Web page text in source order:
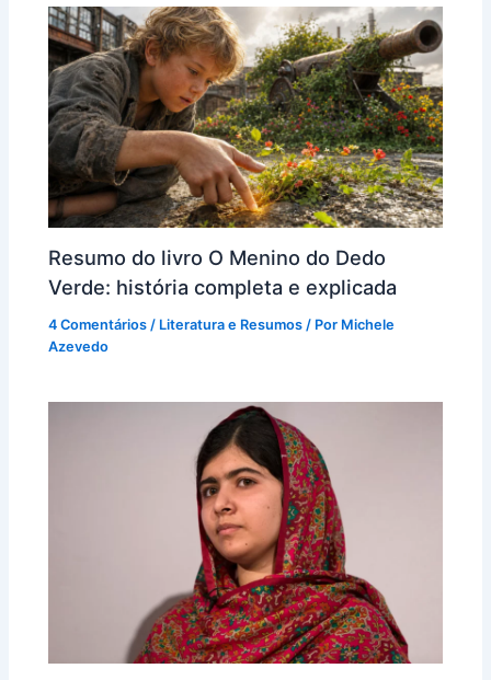
Resumo do livro O Menino do Dedo
Verde: história completa e explicada
4 Comentários / Literatura e Resumos / Por Michele
Azevedo